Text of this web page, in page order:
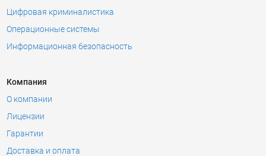
Цифровая криминалистика
Операционные системы
Информационная безопасность
Компания
О компании
Лицензии
Гарантии
Доставка и оплата